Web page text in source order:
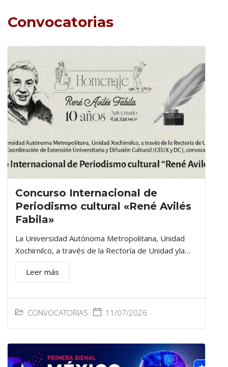
Convocatorias
Concurso Internacional de
Periodismo cultural «René Avilés
Fabila»
CONVOCATORIAS 11/07/2026
La Universidad Autónoma Metropolitana, Unidad
Xochirnilco, a través de la Rectoría de Unidad yla…
Leer más